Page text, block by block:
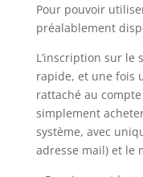
Pour pouvoir
préalablement
L’inscription sur le
rapide, et une fois
rattaché au
simplement
système, avec
adresse mail) et le